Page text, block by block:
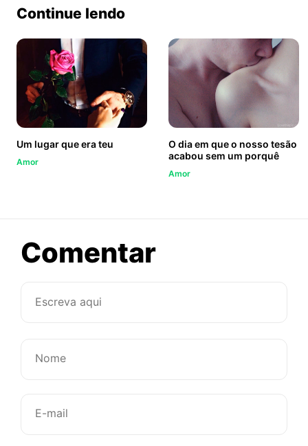
Continue lendo
Um lugar que era teu
Amor
O dia em que o nosso tesão
acabou sem um porquê
Amor
Comentarsobre